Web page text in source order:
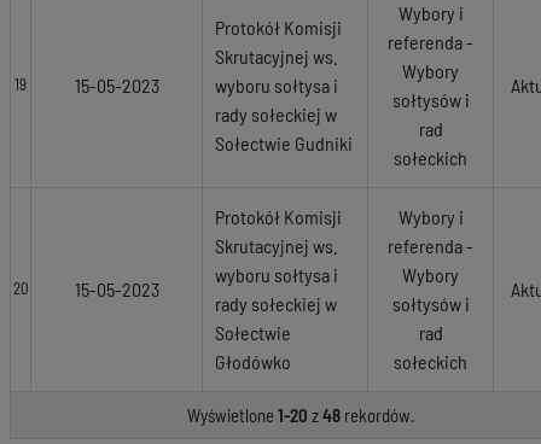
19 15-05-2023
Protokół Komisji
Skrutacyjnej ws.
wyboru sołtysa i
rady sołeckiej w
Sołectwie Gudniki
Wybory i
referenda -
Wybory
sołtysów i
rad
sołeckich
20 15-05-2023
Protokół Komisji
Skrutacyjnej ws.
wyboru sołtysa i
rady sołeckiej w
Sołectwie
Głodówko
Wybory i
referenda -
Wybory
sołtysów i
rad
sołeckich
Wyświetlone1-20 z48 rekordów.